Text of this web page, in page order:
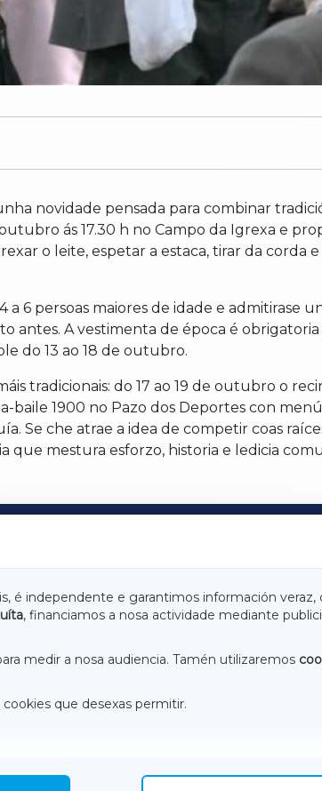
novidade pensada para combinar
outubro ás 17.30 h no Campo da Igrexa e
o leite, espetar a estaca, tirar da
6 persoas maiores de idade e admitirase
antes. A vestimenta de época é
do 13 ao 18 de outubro.
tradicionais: do 17 ao 19 de outubro o
baile 1900 no Pazo dos Deportes con
Se che atrae a idea de competir coas
que mestura esforzo, historia e ledicia
é independente e garantimos información veraz,
, financiamos a nosa actividade mediante
medir a nosa audiencia. Tamén utilizaremos
que desexas permitir.
LUGOXA
RIBEIRASACRAXA
HEMEROTECA